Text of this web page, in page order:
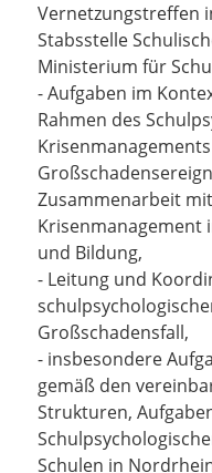
Vernetzungstreffen
Stabsstelle
Ministerium für
- Aufgaben im
Rahmen des
Zusammenarbeit
Krisenmanagement
und Bildung,
- Leitung und
Großschadensfall,
- insbesondere
gemäß den
Strukturen,
Schulen in